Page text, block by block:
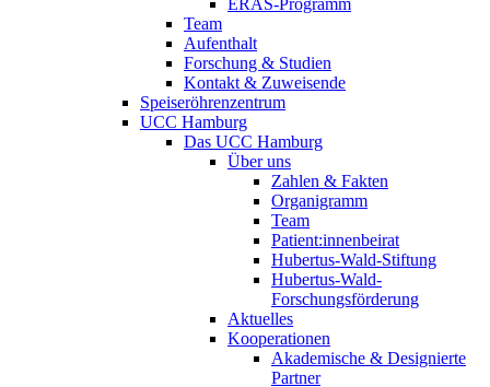
ERAS-Programm
Team
Aufenthalt
Forschung & Studien
Kontakt & Zuweisende
Speiseröhrenzentrum
UCC Hamburg
Das UCC Hamburg
Über uns
Zahlen & Fakten
Organigramm
Team
Patient:innenbeirat
Hubertus-Wald-Stiftung
Hubertus-Wald-
Forschungsförderung
Aktuelles
Kooperationen
Akademische & Designierte
Partner